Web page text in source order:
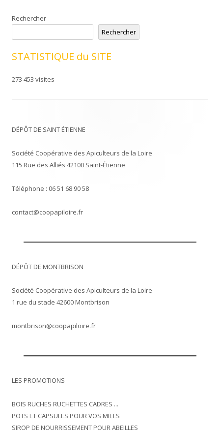
Rechercher
Rechercher
STATISTIQUE du SITE
273 453 visites
DÉPÔT DE SAINT ÉTIENNE
Société Coopérative des Apiculteurs de la Loire
115 Rue des Alliés 42100 Saint-Étienne
Téléphone : 06 51 68 90 58
contact@coopapiloire.fr
DÉPÔT DE MONTBRISON
Société Coopérative des Apiculteurs de la Loire
1 rue du stade 42600 Montbrison
montbrison@coopapiloire.fr
LES PROMOTIONS
BOIS RUCHES RUCHETTES CADRES ...
POTS ET CAPSULES POUR VOS MIELS
SIROP DE NOURRISSEMENT POUR ABEILLES